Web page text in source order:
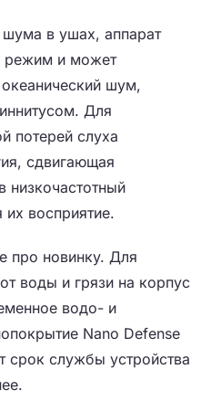
шума в ушах, аппарат
режим и может
шум,
Для
потерей слуха
сдвигающая
низкочастотный
восприятие.
про новинку. Для
воды и грязи на корпус
водо- и
Nano Defense
срок службы устройства